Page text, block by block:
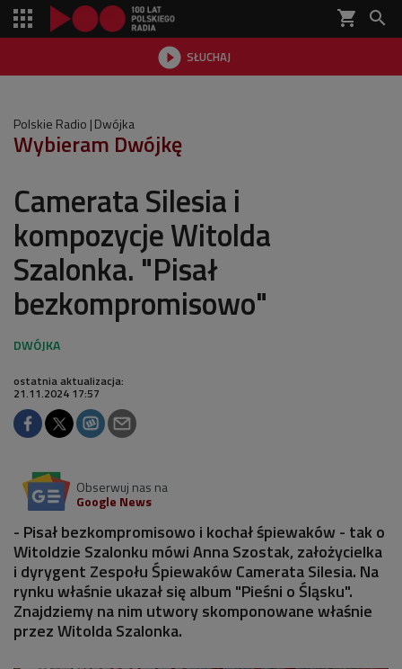
shopping_cart 
 SŁUCHAJ

Polskie Radio Dwójka
Wybieram Dwójkę
Camerata Silesia i
kompozycje Witolda
Szalonka. "Pisał
bezkompromisowo"
ostatnia aktualizacja:
21.11.2024 17:57
Obserwuj nas na
Google News
- Pisał bezkompromisowo i kochał śpiewaków - tak o
Witoldzie Szalonku mówi Anna Szostak, założycielka
i dyrygent Zespołu Śpiewaków Camerata Silesia. Na
rynku właśnie ukazał się album "Pieśni o Śląsku".
Znajdziemy na nim utwory skomponowane właśnie
przez Witolda Szalonka.